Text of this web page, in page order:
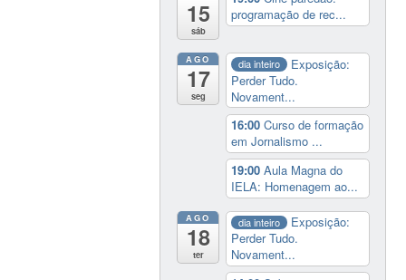
15
sáb
programação de rec...
AGO
17
seg
dia inteiro
Exposição:
Perder Tudo.
Novament...
16:00Curso de formação
em Jornalismo ...
19:00Aula Magna do
IELA: Homenagem ao...
AGO
18
ter
dia inteiro
Exposição:
Perder Tudo.
Novament...